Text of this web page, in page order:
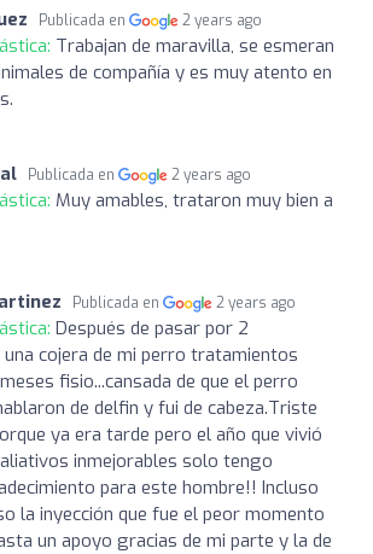
Publicada en 2 years ago
Trabajan de maravilla, se esmeran
de compañía y es muy atento en
Publicada en 2 years ago
Muy amables, trataron muy bien a
Publicada en 2 years ago
Después de pasar por 2
cojera de mi perro tratamientos
fisio...cansada de que el perro
de delfin y fui de cabeza.Triste
ya era tarde pero el año que vivió
inmejorables solo tengo
para este hombre!! Incluso
la inyección que fue el peor momento
un apoyo gracias de mi parte y la de